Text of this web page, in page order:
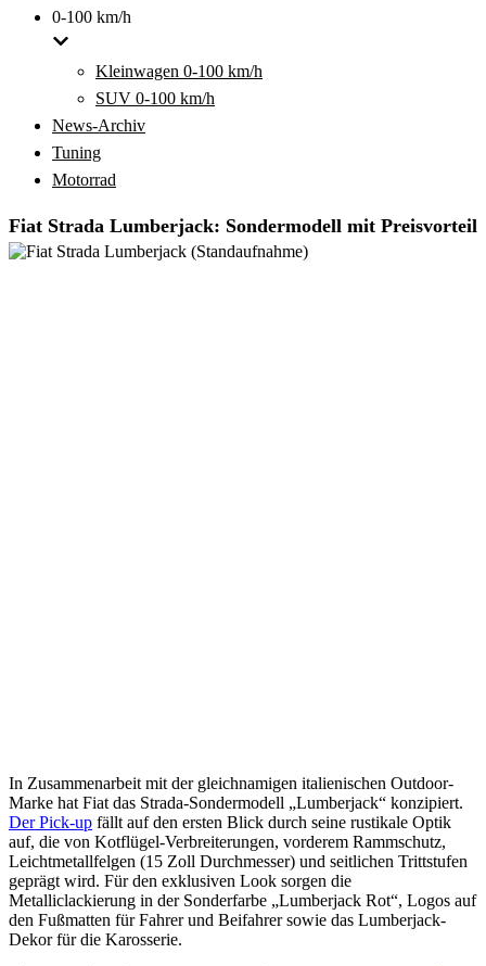
0-100 km/h
Kleinwagen 0-100 km/h
SUV 0-100 km/h
News-Archiv
Tuning
Motorrad
Fiat Strada Lumberjack: Sondermodell mit Preisvorteil
In Zusammenarbeit mit der gleichnamigen italienischen Outdoor-
Marke hat Fiat das Strada-Sondermodell „Lumberjack“ konzipiert.
Der Pick-up fällt auf den ersten Blick durch seine rustikale Optik
auf, die von Kotflügel-Verbreiterungen, vorderem Rammschutz,
Leichtmetallfelgen (15 Zoll Durchmesser) und seitlichen Trittstufen
geprägt wird. Für den exklusiven Look sorgen die
Metalliclackierung in der Sonderfarbe „Lumberjack Rot“, Logos auf
den Fußmatten für Fahrer und Beifahrer sowie das Lumberjack-
Dekor für die Karosserie.